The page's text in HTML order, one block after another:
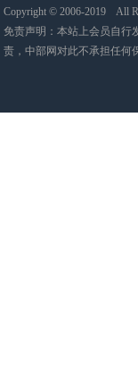
Copyright © 2006-2019 All
免责声明：本站上会员自行
责，中部网对此不承担任何